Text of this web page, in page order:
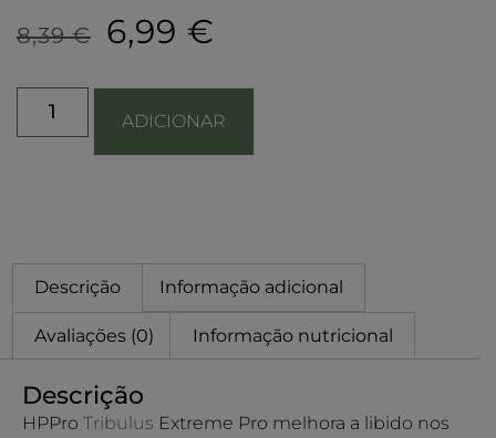
8,39€ 6,99 €
ADICIONAR
Descrição Informação adicional
Avaliações (0) Informação nutricional
Descrição
HPPro Tribulus Extreme Pro melhora a libido nos